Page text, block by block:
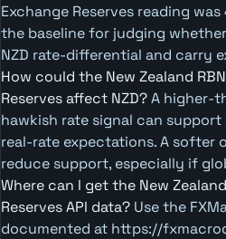
Exchange Reserves reading
the baseline for judging
NZD rate-differential and carry
How could the New Zealand
Reserves affect NZD?A higher-
hawkish rate signal can
real-rate expectations. A softer
reduce support, especially if
Where can I get the New
Reserves API data? Use the
documented at https://